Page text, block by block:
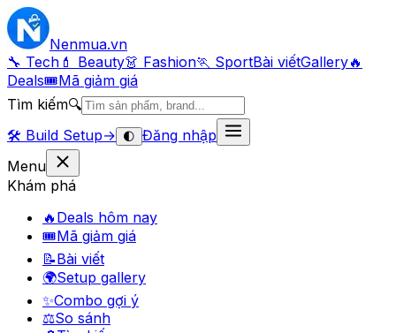
Nenmua.vn
🔧 Tech 💄 Beauty👗 Fashion🏃 SportBài viếtGallery🔥
Deals🎟Mã giảm giá
Tìm kiếm🔍
🛠️ Build Setup→ 🌓 Đăng nhập
Menu
Khám phá
🔥 Deals hôm nay
🎟Mã giảm giá
📝Bài viết
🌍Setup gallery
✨Combo gợi ý
⚖️So sánh